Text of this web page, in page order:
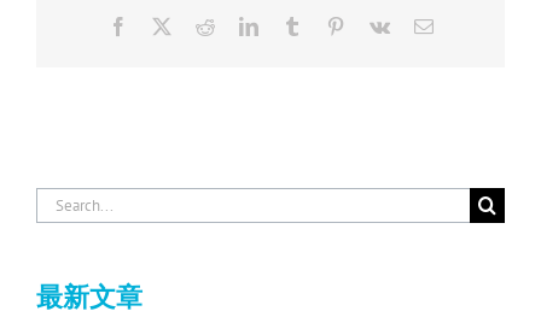
Facebook RedditLinkedInTumblr Pinterest
Vk Email
Search
for:
最新文章